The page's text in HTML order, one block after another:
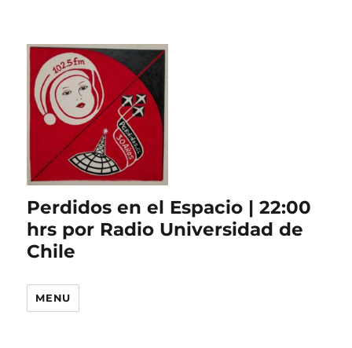
Perdidos en el Espacio | 22:00
hrs por Radio Universidad de
Chile
MENU